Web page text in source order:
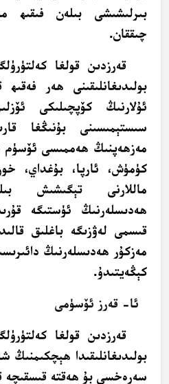
بىرلىشىشى بىلەن فىقىھ
چىققان.
قەرزدىن قولغا
بولىدىغانلىقىنى ھەر
ئۇلارنىڭ كۆپچىلىكى
سىستېمىسىنى بۇنىڭغا
مەزھەپنىڭ ھەممىسى ئۆسۈم
كۈمۈش، ئارپا، بۇغداي،
ماللارنى تېگىشىش
ھەدىسلەرنىڭ ئۈستىگە
قىسمى لەۋزىگە باغلىق
مەزكۇر ھەدىسلەرنىڭ
كېڭەيتىدۇ.
ئا- قەرز ئۆسۈمى
قەرزدىن قولغا
بولىدىغانلىقىدا
سەرەخسى بۇ ھەقتە قىسقىچە